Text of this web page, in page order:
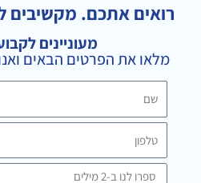
b
o
o
k
l
e
רואים אתכם. מקשיבים
מעוניינים
מלאו את הפרטים הבאים
טלפון
ספרו